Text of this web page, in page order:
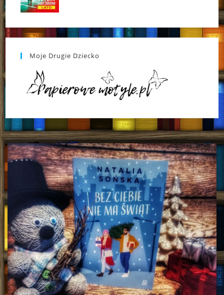
Moje Drugie Dziecko